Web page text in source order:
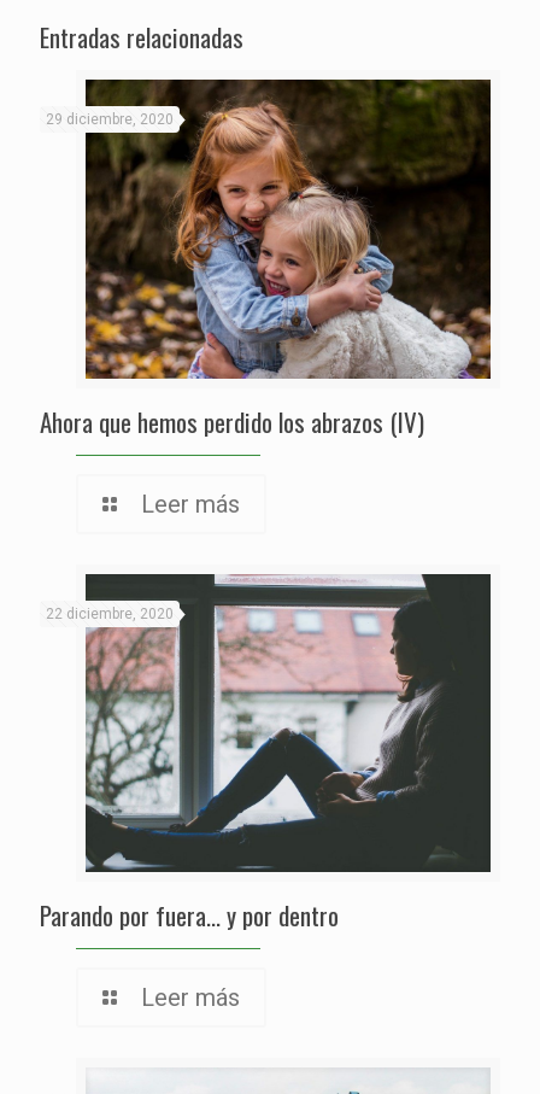
Entradas relacionadas
29 diciembre, 2020
Ahora que hemos perdido los abrazos (IV)
Leer más
22 diciembre, 2020
Parando por fuera… y por dentro
Leer más